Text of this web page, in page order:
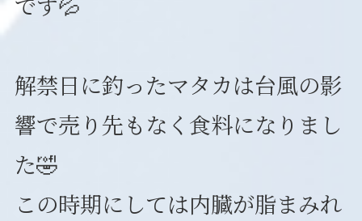
業務規程
Instagram
Facebook
解禁日に釣ったマタカは台風の影
響で売り先もなく食料になりまし
た🤣
この時期にしては内臓が脂まみれ